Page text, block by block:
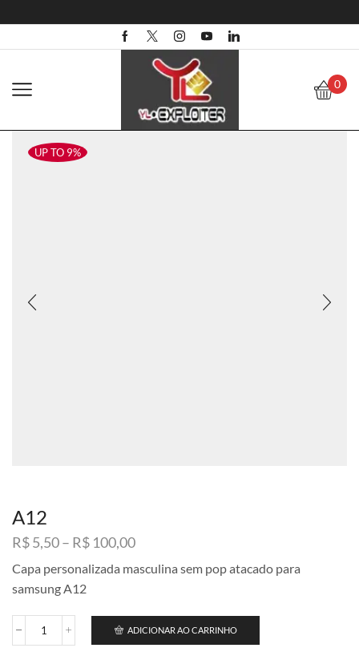
0
UP TO 9%
A12
R$5,50– R$ 100,00Faixa
preço:
R$ 100,00
Capa personalizada masculina sem pop atacado para
samsung A12
A12
ADICIONAR AO CARRINHO